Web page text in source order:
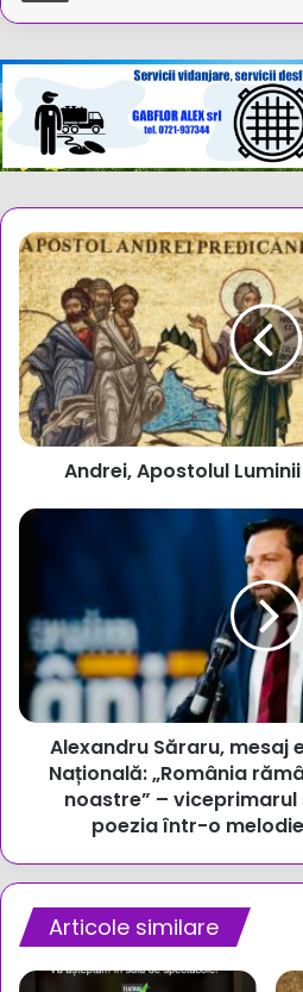
Andrei,
Apostolul
Luminii
peste
Geto-
Daci
Andrei, Apostolul
Alexandru
de
Ziua
Națională:
„România
rămâne
acasă
viceprimarul
transformat
poezia
Alexandru Săraru, mesaj
Națională: „România
noastre” –
poezia într-o
Articole similare